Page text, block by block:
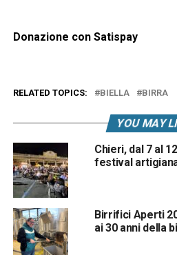
Donazione con Satispay
RELATED TOPICS: BIELLA BIRRA
YOU MAY
Chieri, dal 7 al
festival
Birrifici Aperti
ai 30 anni della